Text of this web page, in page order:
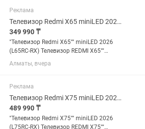
Реклама
Телевизор Redmi X65 miniLED 2026 L65RC-RX [165см, 4K/144Hz, Mini LED]
349 990 ₸
"Телевизор Redmi X65"" miniLED 2026
(L65RC-RX) Телевизор REDMI X65""
miniLED 2026 L65RC-RX с Mini LED
экраном с 384 зонами локального
выбор многих пользователей....
Алматы, вчера
Реклама
Телевизор Redmi X75 miniLED 2026 L75RC-RX [191см, 4K/144Hz, Mini LED]
489 990 ₸
"Телевизор Redmi X75"" miniLED 2026
(L75RC-RX) Телевизор REDMI X75""